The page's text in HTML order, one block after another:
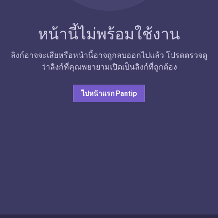
หน้านี้ไม่พร้อมใช้งาน
ลิงก์อาจจะเสียหรือหน้านี้อาจถูกลบออกไปแล้ว โปรดตรวจดู
ว่าลิงก์ที่คุณพยายามเปิดเป็นลิงก์ที่ถูกต้อง
ไปหน้าแรก Pantip